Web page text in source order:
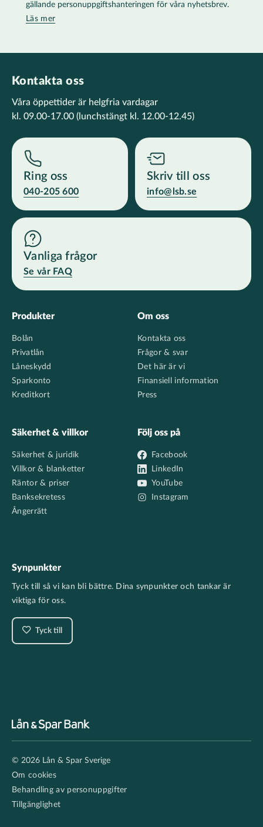
gällande personuppgiftshanteringen för våra nyhetsbrev.
Läs mer
Kontakta oss
Våra öppettider är helgfria vardagar
kl. 09.00-17.00 (lunchstängt kl. 12.00-12.45)
Ring oss
040-205 600
Skriv till oss
info@lsb.se
Vanliga frågor
Se vår FAQ
Footer
Produkter
Bolån
Privatlån
Låneskydd
Sparkonto
Kreditkort
Om oss
Kontakta oss
Frågor & svar
Det här är vi
Finansiell information
Press
Säkerhet & villkor
Säkerhet & juridik
Villkor & blanketter
Räntor & priser
Banksekretess
Ångerrätt
Följ oss på
Facebook
LinkedIn
YouTube
Instagram
Synpunkter
Tyck till så vi kan bli bättre. Dina synpunkter och tankar är
viktiga för oss.
Tyck till
secondary
© 2026 Lån & Spar Sverige
Om cookies
Behandling av personuppgifter
Tillgänglighet